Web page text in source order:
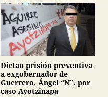
Dictan prisión preventiva
a exgobernador de
Guerrero, Ángel “N”, por
caso Ayotzinapa